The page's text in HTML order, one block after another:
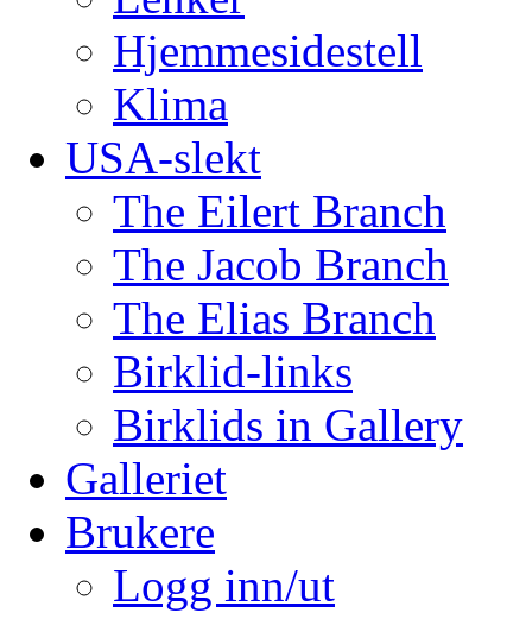
Hjemmesidestell
Klima
USA-slekt
The Eilert Branch
The Jacob Branch
The Elias Branch
Birklid-links
Birklids in Gallery
Galleriet
Brukere
Logg inn/ut